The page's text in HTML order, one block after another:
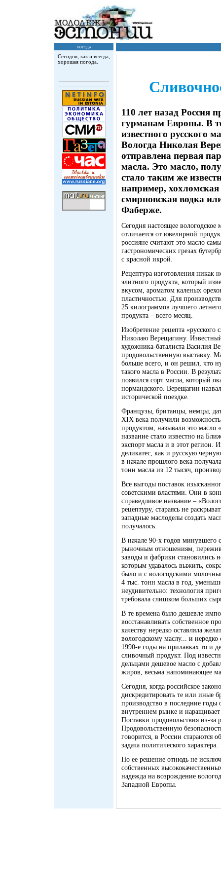
погода
Сегодня, как и всегда,
хорошая погода.
110 лет назад Россия
гурманам Европы. В
известного русского
Вологда Николая
отправлена первая
масла. Это масло,
стало таким же
например, хохломская
смирновская водка
Фаберже.
Сегодня настоящее
отличается от ювелирной
россияне считают это масло
гастрономических грезах
с красной икрой.
Рецептура изготовления никак
элитного продукта, который
вкусом, ароматом каленых
пластичностью. Для
25 килограммов лучшего
продукта – всего месяц.
Изобретение рецепта
Николаю Верещагину.
художника-баталиста Василия
продовольственную выставку.
больше всего, и он решил, что
такого масла в России. В
появился сорт масла, который
нормандского. Верещагин
исторической поездке.
Французы, британцы, немцы,
XIX века получили
продуктом, называли это масло
название стало известно на
экспорт масла и в этот регион.
деликатес, как и русскую
в начале прошлого века
тонн масла из 12 тысяч,
Все выгоды поставок
советскими властями. Они в
справедливое название –
рецептуру, стараясь не
западные маслоделы создать
получалось.
В начале 90-х годов минувшего
рыночным отношениям,
заводы и фабрики становились
которым удавалось выжить,
было и с вологодскими
4 тыс. тонн масла в год,
неудивительно: технология
требовала слишком больших
В те времена было дешевле
восстанавливать собственное
качеству нередко оставляла
вологодскому маслу... и
1990-е годы на прилавках то и
сливочный продукт. Под
дельцами дешевое масло с
жиров, весьма напоминающее
Сегодня, когда российское
дискредитировать те или иные
производство в последние годы
внутреннем рынке и
Поставки продовольствия из-за
Продовольственную
говорится, в России стараются
задача политического характера.
Но ее решение отнюдь не
собственных
надежда на возрождение
Западной Европы.